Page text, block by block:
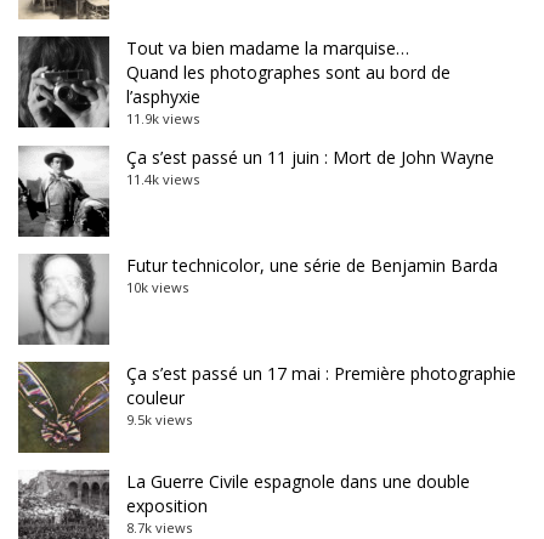
Tout va bien madame la marquise…
Quand les photographes sont au bord de
l’asphyxie
11.9k views
Ça s’est passé un 11 juin : Mort de John Wayne
11.4k views
Futur technicolor, une série de Benjamin Barda
10k views
Ça s’est passé un 17 mai : Première photographie
couleur
9.5k views
La Guerre Civile espagnole dans une double
exposition
8.7k views